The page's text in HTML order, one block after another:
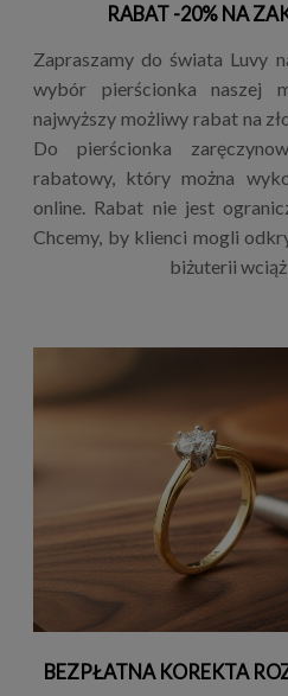
RABAT -20% NA
Zapraszamy do świata Luvy
wybór pierścionka naszej
najwyższy możliwy rabat na
Do pierścionka
rabatowy, który można
online. Rabat nie jest
Chcemy, by klienci mogli
biżuterii
BEZPŁATNA KOREKTA